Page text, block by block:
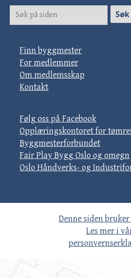
Finn byggmester
For medlemmer
Om medlemsskap
Kontakt
Følg oss på Facebook
Opplæringskontoret for
Byggmesterforbundet
Fair Play Bygg Oslo og omegn
Oslo Håndverks- og
Denne siden bruker
Les mer i